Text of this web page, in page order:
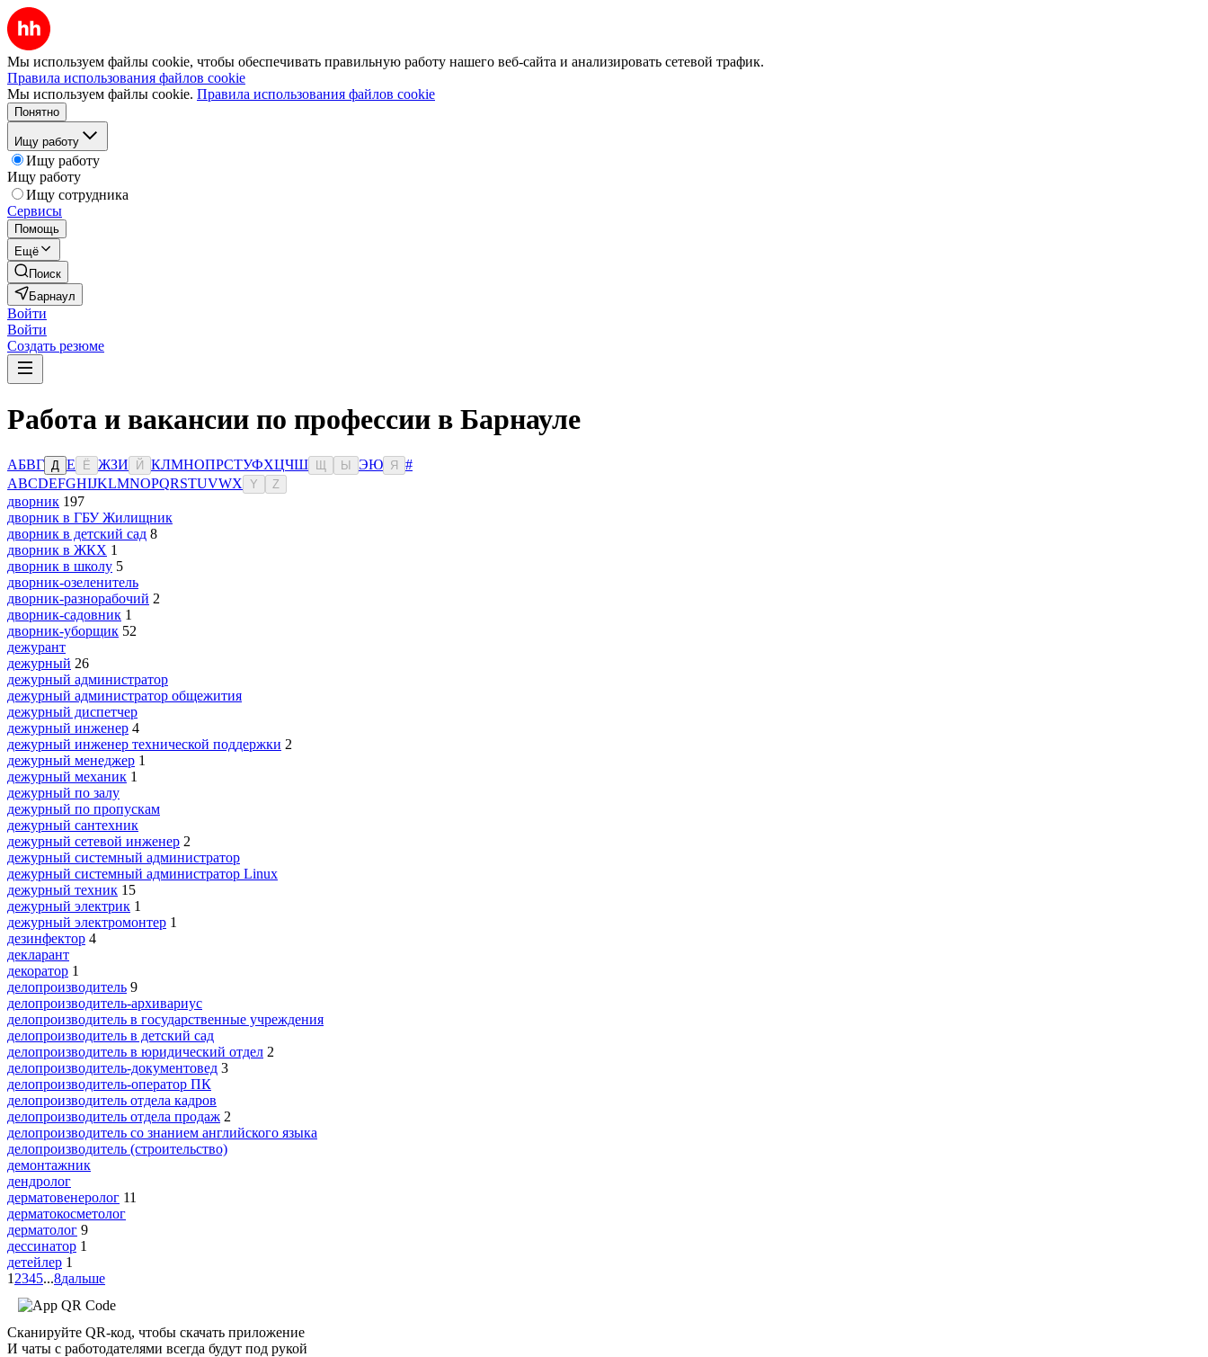
Мы используем файлы cookie, чтобы обеспечивать правильную работу нашего веб-сайта и анализировать сетевой трафик.
Правила использования файлов cookie
Мы используем файлы cookie. Правила использования файлов cookie
Понятно
Ищу работу
Ищу работу
Ищу работу
Ищу сотрудника
Сервисы
Помощь
Ещё
Поиск
Барнаул
Войти
Войти
Создать резюме
Работа и вакансии по профессии в Барнауле
АБВГ Д Е Ё ЖЗИ Й КЛМНОПРСТУФХЦЧШ Ы ЭЮ Я
#
ABCDEFGHIJKLMNOPQRSTUVWX Y Z
дворник 197
дворник в ГБУ Жилищник
дворник в детский сад 8
дворник в ЖКХ 1
дворник в школу 5
дворник-озеленитель
дворник-разнорабочий 2
дворник-садовник 1
дворник-уборщик 52
дежурант
дежурный 26
дежурный администратор
дежурный администратор общежития
дежурный диспетчер
дежурный инженер 4
дежурный инженер технической поддержки 2
дежурный менеджер 1
дежурный механик 1
дежурный по залу
дежурный по пропускам
дежурный сантехник
дежурный сетевой инженер 2
дежурный системный администратор
дежурный системный администратор Linux
дежурный техник 15
дежурный электрик 1
дежурный электромонтер 1
дезинфектор 4
декларант
декоратор 1
делопроизводитель 9
делопроизводитель-архивариус
делопроизводитель в государственные учреждения
делопроизводитель в детский сад
делопроизводитель в юридический отдел 2
делопроизводитель-документовед 3
делопроизводитель-оператор ПК
делопроизводитель отдела кадров
делопроизводитель отдела продаж 2
делопроизводитель со знанием английского языка
делопроизводитель (строительство)
демонтажник
дендролог
дерматовенеролог 11
дерматокосметолог
дерматолог 9
дессинатор 1
детейлер 1
1 2345...8дальше
Сканируйте QR-код, чтобы скачать приложение
И чаты с работодателями всегда будут под рукой